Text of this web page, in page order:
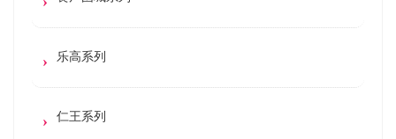
乐高系列
仁王系列